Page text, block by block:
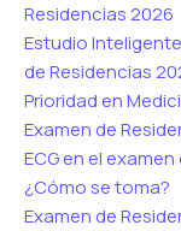
Residencias 2026
Estudio
de Residencias
Prioridad en
Examen de
ECG en el
¿Cómo se toma?
Examen de